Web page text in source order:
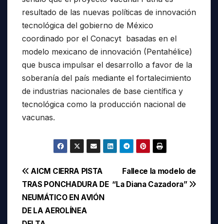
resultado de las nuevas políticas de innovación
tecnológica del gobierno de México
coordinado por el Conacyt basadas en el
modelo mexicano de innovación (Pentahélice)
que busca impulsar el desarrollo a favor de la
soberanía del país mediante el fortalecimiento
de industrias nacionales de base científica y
tecnológica como la producción nacional de
vacunas.
Navegación
de
entradas
Fallece la modelo de
“La Diana Cazadora”
AICM CIERRA PISTA
TRAS PONCHADURA DE
NEUMÁTICO EN AVIÓN
DE LA AEROLÍNEA